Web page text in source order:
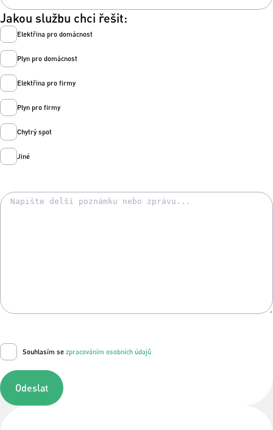
Jakou službu chci řešit:
Elektřina pro domácnost
Plyn pro domácnost
Elektřina pro firmy
Plyn pro firmy
Chytrý spot
Jiné
Souhlasím se zpracováním osobních údajů
Odeslat